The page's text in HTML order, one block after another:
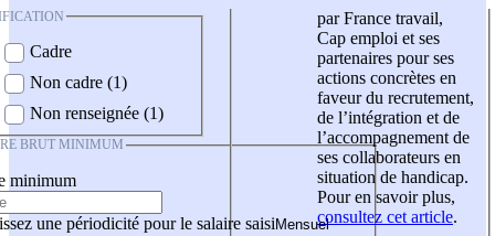
Cadre
Non cadre (1)
Non renseignée (1)
BRUT MINIMUM
minimum
une périodicité pour le salaire saisi
par France travail,
Cap emploi et ses
partenaires pour ses
actions concrètes en
faveur du recrutement,
de l’intégration et de
l’accompagnement de
ses collaborateurs en
situation de handicap.
Pour en savoir plus,
consultez cet article.